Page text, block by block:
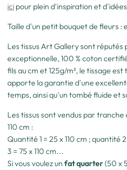
ici pour plein d'inspiration et
Taille d'un petit bouquet de fleurs :
Les tissus Art Gallery sont réputés
exceptionnelle, 100 % coton
fils au cm et 125g/m², le tissage
apporte la garantie d'une
temps, ainsi qu'un tombé fluide et
Les tissus sont vendus par tranche
110 cm :
Quantité 1 = 25 x 110 cm ; quantité
3 = 75 x 110 cm...
Si vous voulez un fat quarter(50 x